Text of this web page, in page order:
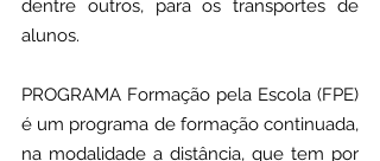
dentre outros, para os transportes de
alunos.
PROGRAMA Formação pela Escola (FPE)
é um programa de formação continuada,
na modalidade a distância, que tem por